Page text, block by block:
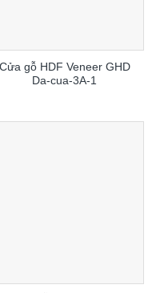
Cửa gỗ HDF Veneer GHD
Da-cua-3A-1